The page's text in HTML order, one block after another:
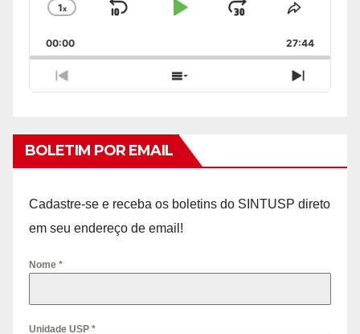
Change
Rate
1x
Skip
Play
Jump
Forward
Share
Episode
00:00 27:44
Previous
Episode
Show
Episodes
Next
Episode
BOLETIM POR EMAIL
Cadastre-se e receba os boletins do SINTUSP direto
em seu endereço de email!
Nome *
Unidade USP *